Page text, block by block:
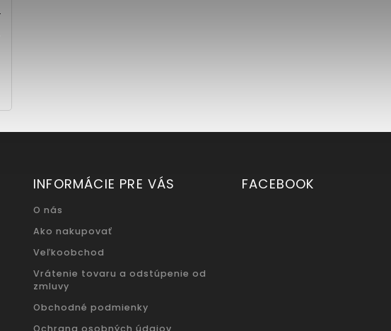
INFORMÁCIE PRE VÁS
O nás
Ako nakupovať
Veľkoobchod
Vrátenie tovaru a odstúpenie od
zmluvy
Obchodné podmienky
Ochrana osobných údajov
FACEBOOK